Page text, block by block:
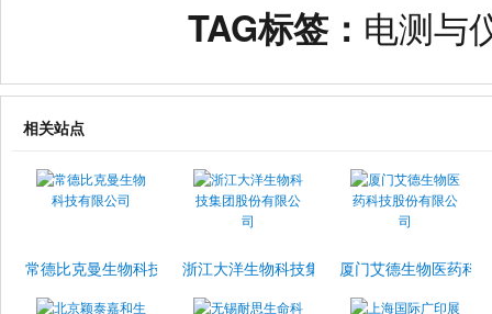
TAG标签： 电测与
相关站点
常德比克曼生物科技有限公司浙江大洋生物科技集团股份有限公司
厦门艾德生物医药科